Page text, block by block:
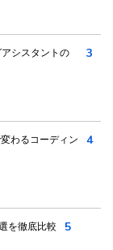
シスタントの
3
わるコーディン
4
を徹底比較 5